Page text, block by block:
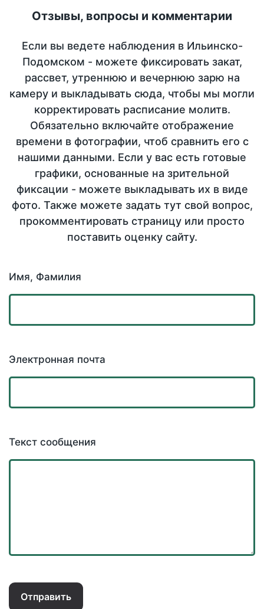
Отзывы, вопросы и комментарии
Если вы ведете наблюдения в Ильинско-
Подомском - можете фиксировать закат,
рассвет, утреннюю и вечернюю зарю на
камеру и выкладывать сюда, чтобы мы могли
корректировать расписание молитв.
Обязательно включайте отображение
времени в фотографии, чтоб сравнить его с
нашими данными. Если у вас есть готовые
графики, основанные на зрительной
фиксации - можете выкладывать их в виде
фото. Также можете задать тут свой вопрос,
прокомментировать страницу или просто
поставить оценку сайту.
Имя, Фамилия
Электронная почта
Текст сообщения
Отправить